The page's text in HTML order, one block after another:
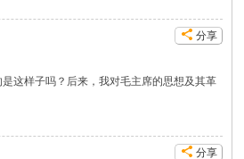
分享
这样子吗？后来，我对毛主席的思想及其革
分享